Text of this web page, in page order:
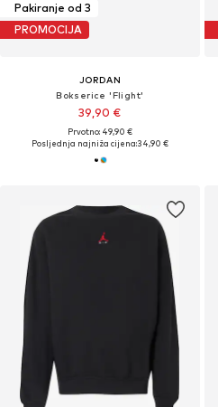
Pakiranje od 3
PROMOCIJA
JORDAN
Bokserice 'Flight'
39,90 €
Prvotno: 49,90 €
Posljednja najniža cijena:34,90 €